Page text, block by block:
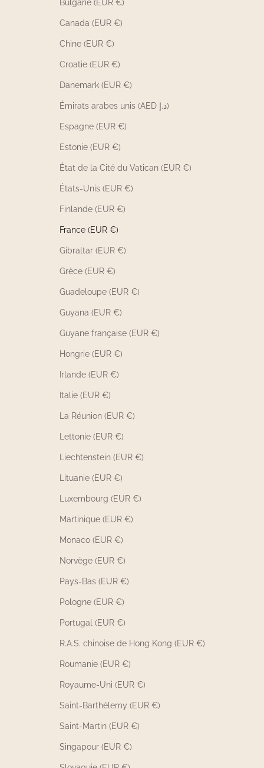
Bulgarie (EUR €)
Canada (EUR €)
Chine (EUR €)
Croatie (EUR €)
Danemark (EUR €)
Émirats arabes unis (AED د.إ)
Espagne (EUR €)
Estonie (EUR €)
État de la Cité du Vatican (EUR €)
États-Unis (EUR €)
Finlande (EUR €)
France (EUR €)
Gibraltar (EUR €)
Grèce (EUR €)
Guadeloupe (EUR €)
Guyana (EUR €)
Guyane française (EUR €)
Hongrie (EUR €)
Irlande (EUR €)
Italie (EUR €)
La Réunion (EUR €)
Lettonie (EUR €)
Liechtenstein (EUR €)
Lituanie (EUR €)
Luxembourg (EUR €)
Martinique (EUR €)
Monaco (EUR €)
Norvège (EUR €)
Pays-Bas (EUR €)
Pologne (EUR €)
Portugal (EUR €)
R.A.S. chinoise de Hong Kong (EUR €)
Roumanie (EUR €)
Royaume-Uni (EUR €)
Saint-Barthélemy (EUR €)
Saint-Martin (EUR €)
Singapour (EUR €)